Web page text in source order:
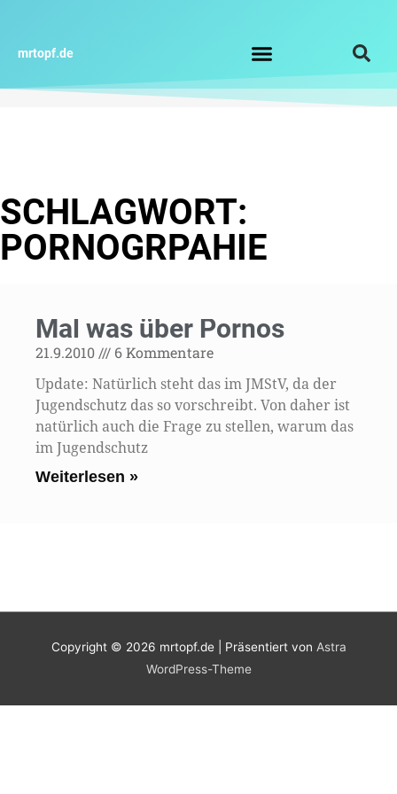
springen
mrtopf.de
SCHLAGWORT:
PORNOGRPAHIE
Mal was über Pornos
21.9.2010 6 Kommentare
Update: Natürlich steht das im JMStV, da der
Jugendschutz das so vorschreibt. Von daher ist
natürlich auch die Frage zu stellen, warum das
im Jugendschutz
Weiterlesen »
Copyright © 2026 mrtopf.de| Präsentiert von Astra
WordPress-Theme